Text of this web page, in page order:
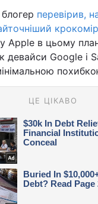
перевірив,
Apple в цьому
девайси Google і